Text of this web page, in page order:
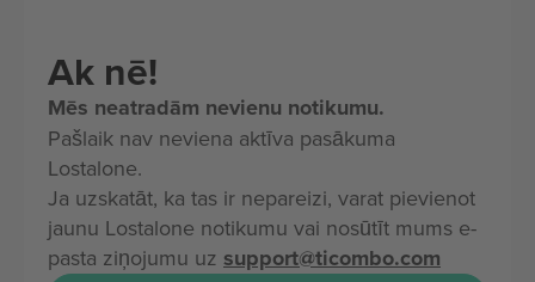
Ak nē!
Mēs neatradām nevienu notikumu.
Pašlaik nav neviena aktīva pasākuma
Lostalone.
Ja uzskatāt, ka tas ir nepareizi, varat pievienot
jaunu Lostalone notikumu vai nosūtīt mums e-
pasta ziņojumu uz support@ticombo.com